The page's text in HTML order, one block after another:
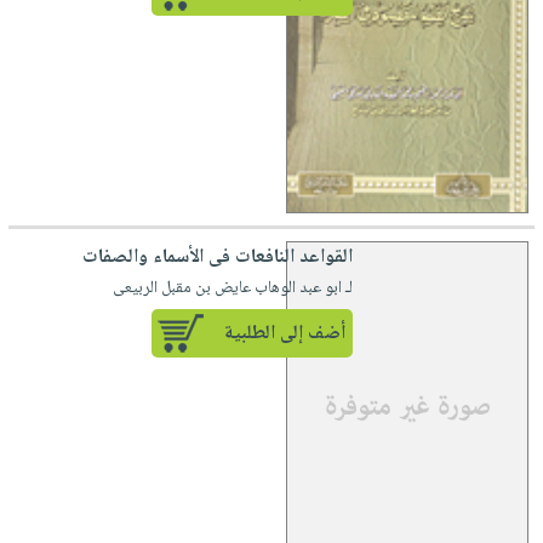
القواعد النافعات فى الأسماء والصفات
لـ ابو عبد الوهاب عايض بن مقبل الربيعى
أضف إلى الطلبية